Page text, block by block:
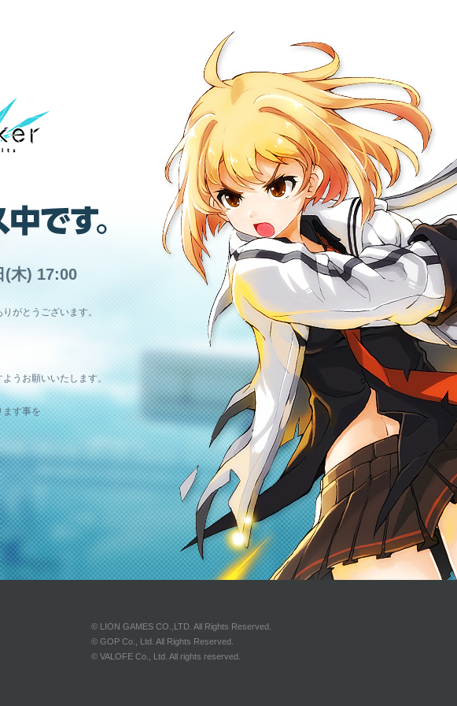
(木) 17:00
がとうございます。
うお願いいたします。
ます事を
© LION GAMES CO.,LTD. All Rights Reserved.
© GOP Co., Ltd. All Rights Reserved.
© VALOFE Co., Ltd. All rights reserved.